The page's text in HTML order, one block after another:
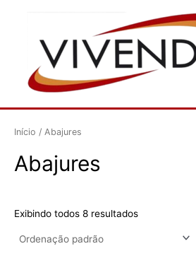
Início / Abajures
Abajures
Exibindo todos 8 resultados